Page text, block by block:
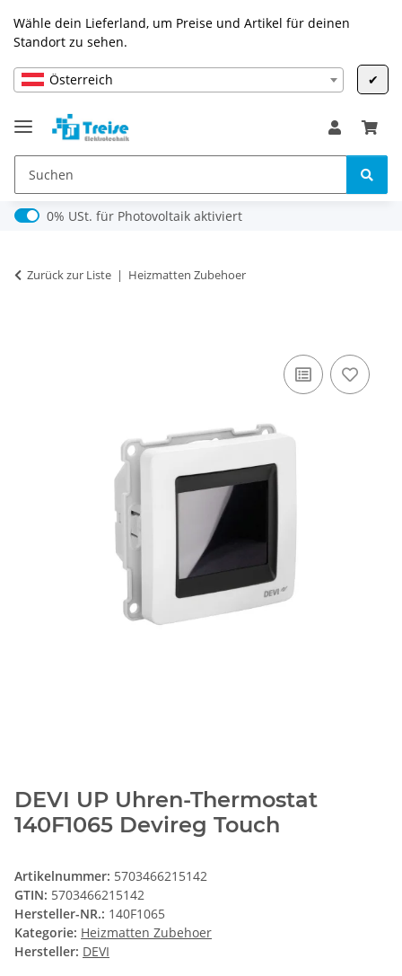
Wähle dein Lieferland, um Preise und Artikel für deinen
Standort zu sehen.
Österreich ✔
0% USt. für Photovoltaik (§ 12 Abs. 3 UStG)
0% USt. für Photovoltaik aktiviert
Zurück zur Liste Heizmatten Zubehoer
DEVI UP Uhren-Thermostat
140F1065 Devireg Touch
Artikelnummer: 5703466215142
GTIN: 5703466215142
Hersteller-NR.: 140F1065
Kategorie: Heizmatten Zubehoer
Hersteller: DEVI